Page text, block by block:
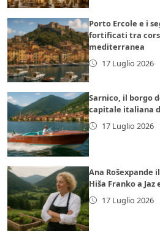
Porto Ercole e i
fortificati tra
mediterranea
17 Luglio 2026
Sarnico, il borgo
capitale italiana
17 Luglio 2026
Ana Rošexpande
Hiša Franko a Jaz
17 Luglio 2026